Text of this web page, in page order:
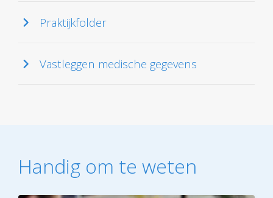
Praktijkfolder
Vastleggen medische gegevens
Handig om te weten